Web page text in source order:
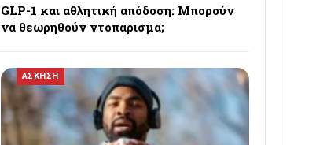
GLP-1 και αθλητική απόδοση: Μπορούν
να θεωρηθούν ντοπαρισμα;
ΑΣΚΗΣΗ